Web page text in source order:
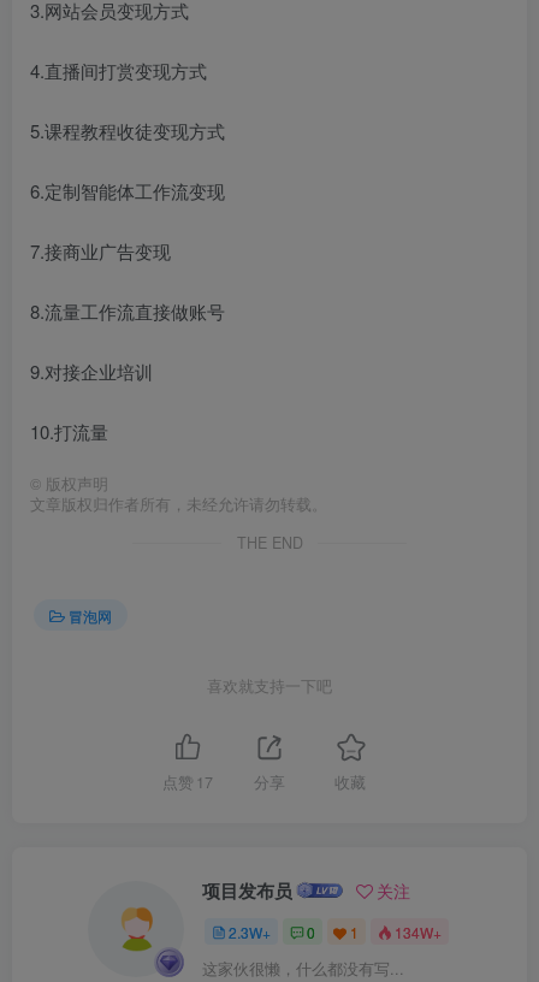
3.网站会员变现方式
4.直播间打赏变现方式
5.课程教程收徒变现方式
6.定制智能体工作流变现
7.接商业广告变现
8.流量工作流直接做账号
9.对接企业培训
10.打流量
© 版权声明
文章版权归作者所有，未经允许请勿转载。
THE END
冒泡网
喜欢就支持一下吧
点赞 17 分享 收藏
项目发布员 关注
2.3W+ 0 1 134W+
这家伙很懒，什么都没有写...